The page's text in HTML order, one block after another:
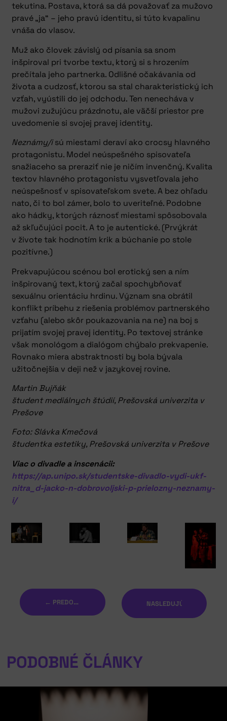
tekutina. Postava, ktorá sa dá považovať za mužovo
pravé „ja“ – jeho pravú identitu, si túto kvapalinu
vnáša do vlasov.
Muž ako človek závislý od písania sa snom
inšpiroval pri tvorbe textu, ktorý si s hrozením
prečítala jeho partnerka. Odlišné očakávania od
života a cudzosť, ktorou sa stal charakteristický ich
vzťah, vyústili do jej odchodu. Ten nenecháva v
mužovi zužujúcu prázdnotu, ale väčší priestor pre
uvedomenie si svojej pravej identity.
Neznámy/isú miestami deraví ako crocsy hlavného
protagonistu. Model neúspešného spisovateľa
snažiaceho sa preraziť nie je ničím invenčný. Kvalita
textov hlavného protagonistu vysvetľovala jeho
neúspešnosť v spisovateľskom svete. A bez ohľadu
nato, či to bol zámer, bolo to uveriteľné. Podobne
ako hádky, ktorých ráznosť miestami spôsobovala
až skľučujúci pocit. A to je autentické. (Prvýkrát
v živote tak hodnotím krik a búchanie po stole
pozitívne.)
Prekvapujúcou scénou bol erotický sen a ním
inšpirovaný text, ktorý začal spochybňovať
sexuálnu orientáciu hrdinu. Význam sna obrátil
konflikt príbehu z riešenia problémov partnerského
vzťahu (alebo skôr poukazovania na ne) na boj s
prijatím svojej pravej identity. Po textovej stránke
však monológom a dialógom chýbalo prekvapenie.
Rovnako miera abstraktnosti by bola bývala
užitočnejšia v deji než v jazykovej rovine.
Martin Bujňák
študent mediálnych štúdií, Prešovská univerzita v
Prešove
Foto: Slávka Kmečová
študentka estetiky, Prešovská univerzita v Prešove
Viac o divadle a inscenácii:
https://ap.unipo.sk/studentske-divadlo-vydi-ukf-
nitra_d-jacko-n-dobrovoljski-p-prielozny-neznamy-
i/
← PREDOŠLÝ NASLEDUJÚCI →
PODOBNÉ ČLÁNKY